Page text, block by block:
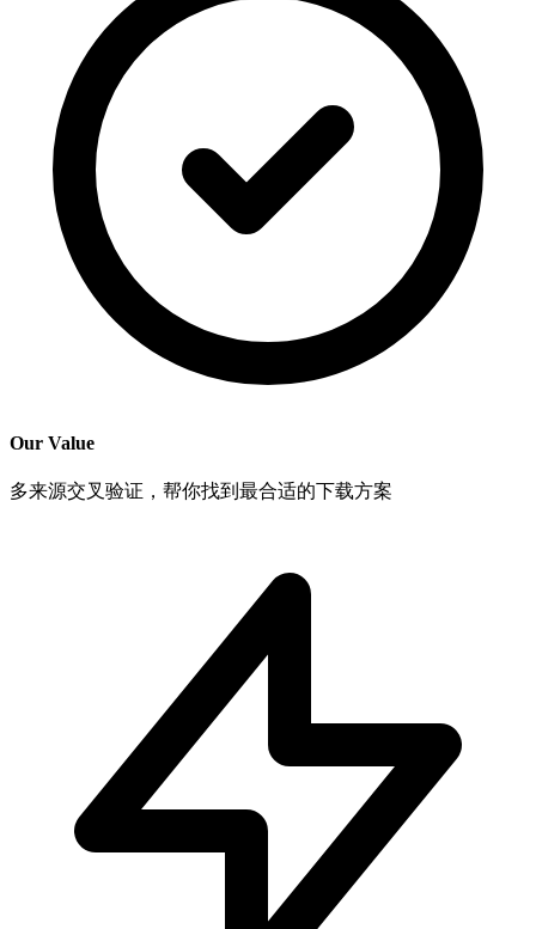
Our Value
多来源交叉验证，帮你找到最合适的下载方案